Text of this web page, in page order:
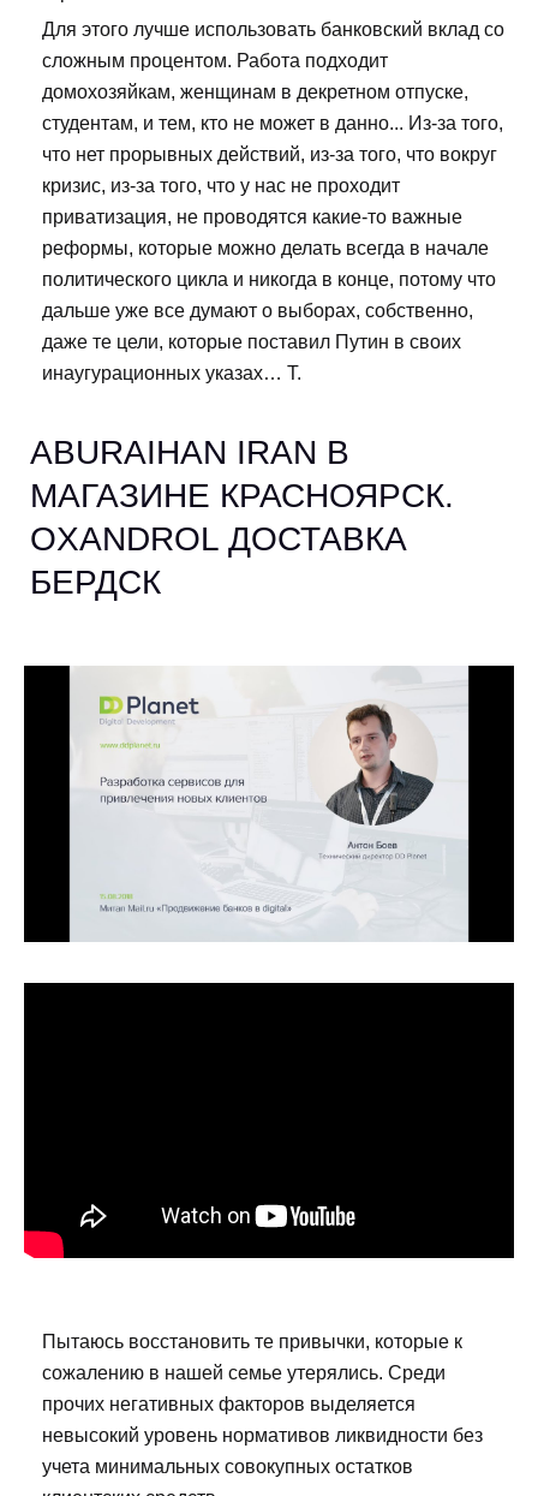
Для этого лучше использовать банковский вклад со
сложным процентом. Работа подходит
домохозяйкам, женщинам в декретном отпуске,
студентам, и тем, кто не может в данно... Из-за того,
что нет прорывных действий, из-за того, что вокруг
кризис, из-за того, что у нас не проходит
приватизация, не проводятся какие-то важные
реформы, которые можно делать всегда в начале
политического цикла и никогда в конце, потому что
дальше уже все думают о выборах, собственно,
даже те цели, которые поставил Путин в своих
инаугурационных указах… Т.
ABURAIHAN IRAN В
МАГАЗИНЕ КРАСНОЯРСК.
OXANDROL ДОСТАВКА
БЕРДСК
Пытаюсь восстановить те привычки, которые к
сожалению в нашей семье утерялись. Среди
прочих негативных факторов выделяется
невысокий уровень нормативов ликвидности без
учета минимальных совокупных остатков